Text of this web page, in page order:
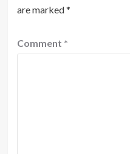
are marked*
Comment *